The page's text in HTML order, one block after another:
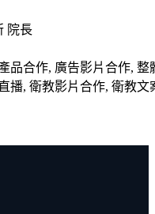
院長
品合作, 廣告影片合作, 整
播, 衛教影片合作, 衛教文